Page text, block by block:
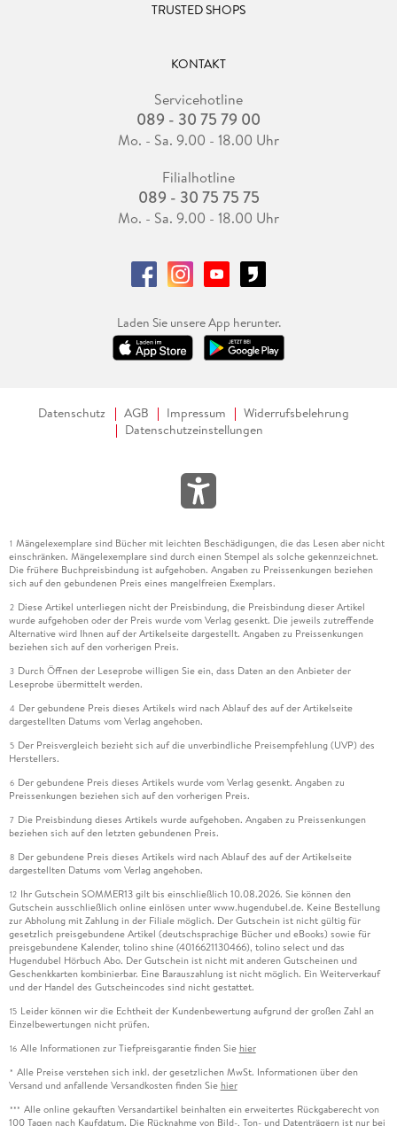
TRUSTED SHOPS
KONTAKT
Servicehotline
089 - 30 75 79 00
Mo. - Sa. 9.00 - 18.00 Uhr
Filialhotline
089 - 30 75 75 75
Mo. - Sa. 9.00 - 18.00 Uhr
Laden Sie unsere App herunter.
Datenschutz AGB Impressum
Widerrufsbelehrung
Datenschutzeinstellungen
1 Mängelexemplare sind Bücher mit leichten Beschädigungen, die das Lesen aber nicht
einschränken. Mängelexemplare sind durch einen Stempel als solche gekennzeichnet.
Die frühere Buchpreisbindung ist aufgehoben. Angaben zu Preissenkungen beziehen
sich auf den gebundenen Preis eines mangelfreien Exemplars.
2 Diese Artikel unterliegen nicht der Preisbindung, die Preisbindung dieser Artikel
wurde aufgehoben oder der Preis wurde vom Verlag gesenkt. Die jeweils zutreffende
Alternative wird Ihnen auf der Artikelseite dargestellt. Angaben zu Preissenkungen
beziehen sich auf den vorherigen Preis.
3 Durch Öffnen der Leseprobe willigen Sie ein, dass Daten an den Anbieter der
Leseprobe übermittelt werden.
4 Der gebundene Preis dieses Artikels wird nach Ablauf des auf der Artikelseite
dargestellten Datums vom Verlag angehoben.
5 Der Preisvergleich bezieht sich auf die unverbindliche Preisempfehlung (UVP) des
Herstellers.
6 Der gebundene Preis dieses Artikels wurde vom Verlag gesenkt. Angaben zu
Preissenkungen beziehen sich auf den vorherigen Preis.
7 Die Preisbindung dieses Artikels wurde aufgehoben. Angaben zu Preissenkungen
beziehen sich auf den letzten gebundenen Preis.
8 Der gebundene Preis dieses Artikels wird nach Ablauf des auf der Artikelseite
dargestellten Datums vom Verlag angehoben.
12 Ihr Gutschein SOMMER13 gilt bis einschließlich 10.08.2026. Sie können den
Gutschein ausschließlich online einlösen unter www.hugendubel.de. Keine Bestellung
zur Abholung mit Zahlung in der Filiale möglich. Der Gutschein ist nicht gültig für
gesetzlich preisgebundene Artikel (deutschsprachige Bücher und eBooks) sowie für
preisgebundene Kalender, tolino shine (4016621130466), tolino select und das
Hugendubel Hörbuch Abo. Der Gutschein ist nicht mit anderen Gutscheinen und
Geschenkkarten kombinierbar. Eine Barauszahlung ist nicht möglich. Ein Weiterverkauf
und der Handel des Gutscheincodes sind nicht gestattet.
15 Leider können wir die Echtheit der Kundenbewertung aufgrund der großen Zahl an
Einzelbewertungen nicht prüfen.
16 Alle Informationen zur Tiefpreisgarantie finden Sie hier
* Alle Preise verstehen sich inkl. der gesetzlichen MwSt. Informationen über den
Versand und anfallende Versandkosten finden Sie hier
*** Alle online gekauften Versandartikel beinhalten ein erweitertes Rückgaberecht von
100 Tagen nach Kaufdatum. Die Rücknahme von Bild-, Ton- und Datenträgern ist nur bei